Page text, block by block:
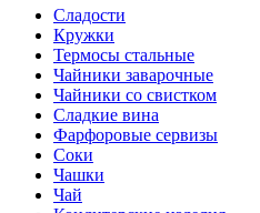
Сладости
Кружки
Термосы стальные
Чайники заварочные
Чайники со свистком
Сладкие вина
Фарфоровые сервизы
Соки
Чашки
Чай